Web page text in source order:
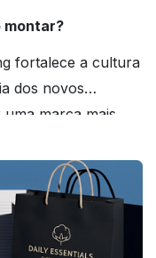
montar?
fortalece a cultura
dos novos
marca mais